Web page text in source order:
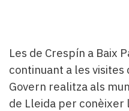
Les de Crespín a Baix
continuant a les
Govern realitza als
de Lleida per conèixer